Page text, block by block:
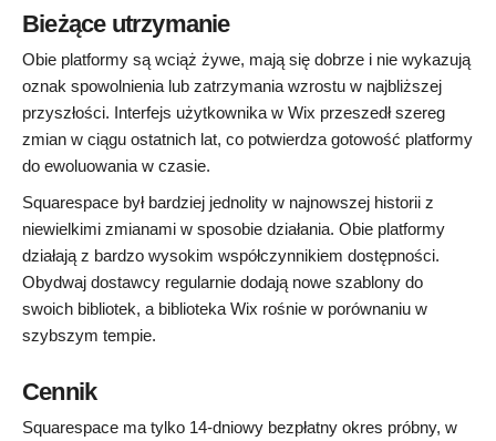
Bieżące utrzymanie
Obie platformy są wciąż żywe, mają się dobrze i nie wykazują
oznak spowolnienia lub zatrzymania wzrostu w najbliższej
przyszłości. Interfejs użytkownika w Wix przeszedł szereg
zmian w ciągu ostatnich lat, co potwierdza gotowość platformy
do ewoluowania w czasie.
Squarespace był bardziej jednolity w najnowszej historii z
niewielkimi zmianami w sposobie działania. Obie platformy
działają z bardzo wysokim współczynnikiem dostępności.
Obydwaj dostawcy regularnie dodają nowe szablony do
swoich bibliotek, a biblioteka Wix rośnie w porównaniu w
szybszym tempie.
Cennik
Squarespace ma tylko 14-dniowy bezpłatny okres próbny, w